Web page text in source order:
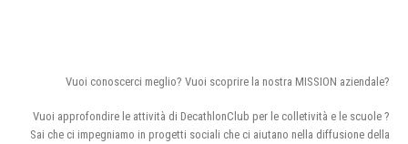
Vuoi conoscerci meglio? Vuoi scoprire la nostra MISSION aziendale?
Vuoi approfondire le attività di DecathlonClub per le colletività e le scuole ?
Sai che ci impegniamo in progetti sociali che ci aiutano nella diffusione della